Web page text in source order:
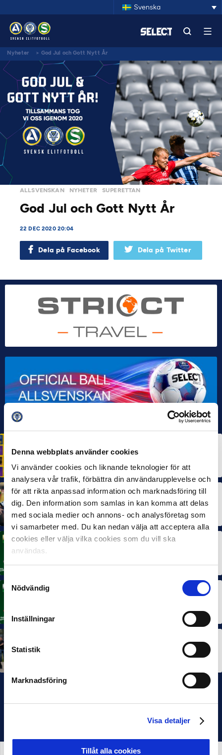
Denna webbplats använder cookies
Vi använder cookies och liknande teknologier för att
analysera vår trafik, förbättra din användarupplevelse och
för att rikta anpassad information och marknadsföring till
dig. Den information som samlas in kan komma att delas
med sociala medier och annons- och analysföretag som
vi samarbeter med. Du kan nedan välja att acceptera alla
cookies eller välja vilka cookies som du vill ska
användas.
Samtyckesval
Nödvändig
Inställningar
Statistik
Marknadsföring
Visa detaljer
Tillåt alla cookies
Svenska
Nyheter > God Jul och Gott Nytt År
ALLSVENSKAN NYHETER SUPERETTAN
God Jul och Gott Nytt År
22 DEC 2020 20:04
Dela på Facebook Dela på Twitter
Svensk Elitfotboll lanserar Fotbollseffekten – en
samhällskraft
22 JUN 2026
Dubbla Landskrona-priser när juni summeras
10 JUL 2026
MÅNADENS SPELARE
IFK Göteborg stängde till i Ligacupens P19-final